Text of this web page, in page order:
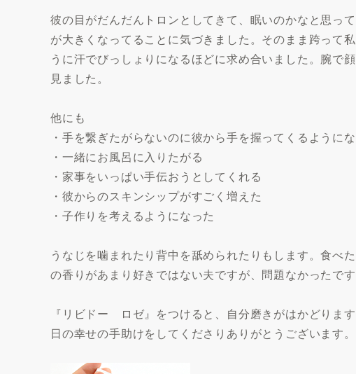
彼の目がだんだんトロンとしてきて、眠いのかなと思っ
が大きくなってることに気づきました。そのまま跨って
うに汗でびっしょりになるほどに求め合いました。腕で
見ました。
他にも
・手を繋ぎたがらないのに彼から手を握ってくるように
・一緒にお風呂に入りたがる
・家事をいっぱい手伝おうとしてくれる
・彼からのスキンシップがすごく増えた
・子作りを考えるようになった
うなじを噛まれたり背中を舐められたりもします。食
の香りがあまり好きではない夫ですが、問題なかったです
『リビドー ロゼ』をつけると、自分磨きがはかどりま
日の幸せの手助けをしてくださりありがとうございます。